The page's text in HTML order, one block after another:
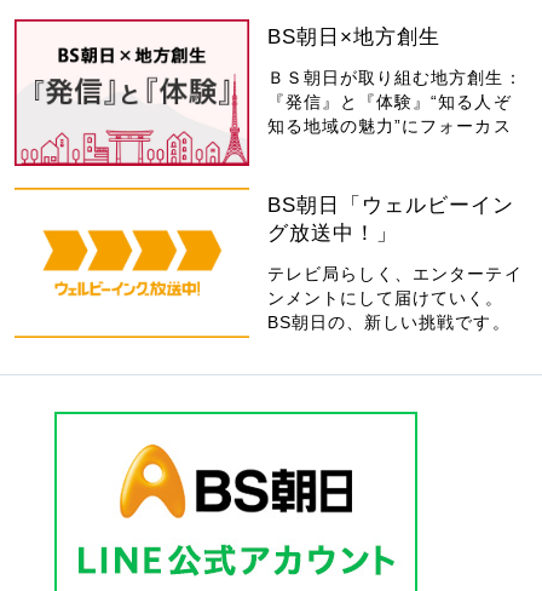
BS朝日×地方創生
ＢＳ朝日が取り組む地方創生：
『発信』と『体験』“知る人ぞ
知る地域の魅力”にフォーカス
BS朝日「ウェルビーイン
グ放送中！」
テレビ局らしく、エンターテイ
ンメントにして届けていく。
BS朝日の、新しい挑戦です。